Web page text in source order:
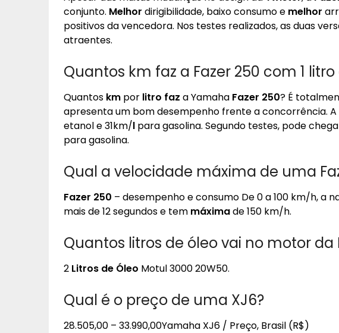
conjunto. Melhor dirigibilidade, baixo consumo e melhor
positivos da vencedora. Nos testes realizados, as duas
atraentes.
Quantos km faz a Fazer 250 com 1
Quantos km por litro faz a Yamaha Fazer 250? É
apresenta um bom desempenho frente a concorrência. A
etanol e 31km/l para gasolina. Segundo testes, pode
para gasolina.
Qual a velocidade máxima de uma
Fazer 250 – desempenho e consumo De 0 a 100 km/h, a
mais de 12 segundos e tem máximade 150 km/h.
Quantos litros de óleo vai no motor da
2 Litros de Óleo Motul 3000 20W50.
Qual é o preço de uma XJ6?
28.505,00 – 33.990,00Yamaha XJ6 / Preço, Brasil (R$)